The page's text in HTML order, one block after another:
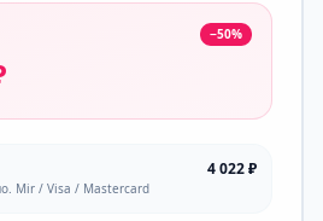
−50%
4 022 ₽
Mir / Visa / Mastercard